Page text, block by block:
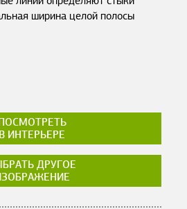
ширина целой полосы
В ИНТЕРЬЕРЕ
ДРУГОЕ